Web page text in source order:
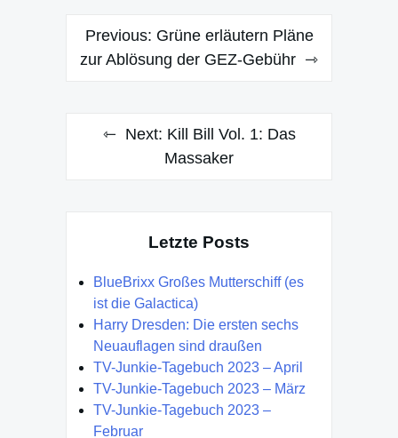
Post
navigation
Previous: Grüne erläutern Pläne
zur Ablösung der GEZ-Gebühr
Next: Kill Bill Vol. 1: Das
Massaker
Letzte Posts
BlueBrixx Großes Mutterschiff (es
ist die Galactica)
Harry Dresden: Die ersten sechs
Neuauflagen sind draußen
TV-Junkie-Tagebuch 2023 – April
TV-Junkie-Tagebuch 2023 – März
TV-Junkie-Tagebuch 2023 –
Februar